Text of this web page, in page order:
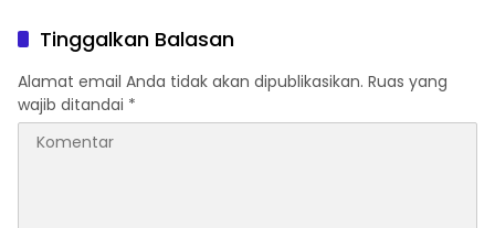
Takalar Menyalakan
Lentera Pengabdian
Melalui Malam Apresiasi
dan Inovasi Award 2026
Berprestasi
Tinggalkan Balasan
Alamat email Anda tidak akan dipublikasikan. Ruas yang
wajib ditandai *